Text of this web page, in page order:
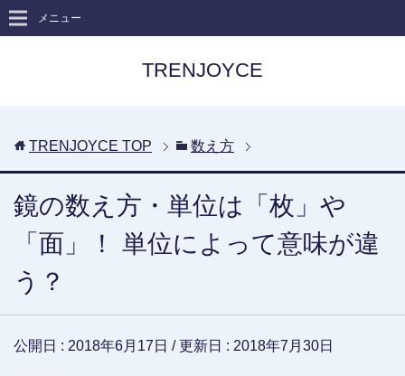
TRENJOYCE
メニュー
TRENJOYCE TOP 数え方
鏡の数え方・単位は「枚」や
「面」！ 単位によって意味が違
う？
公開日 : 2018年6月17日 / 更新日 : 2018年7月30日